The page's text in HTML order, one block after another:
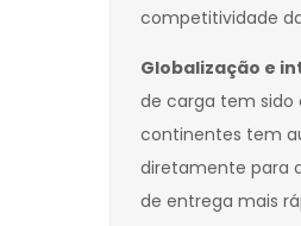
competitividade
Globalização e
de carga tem sido
continentes tem
diretamente para
de entrega mais